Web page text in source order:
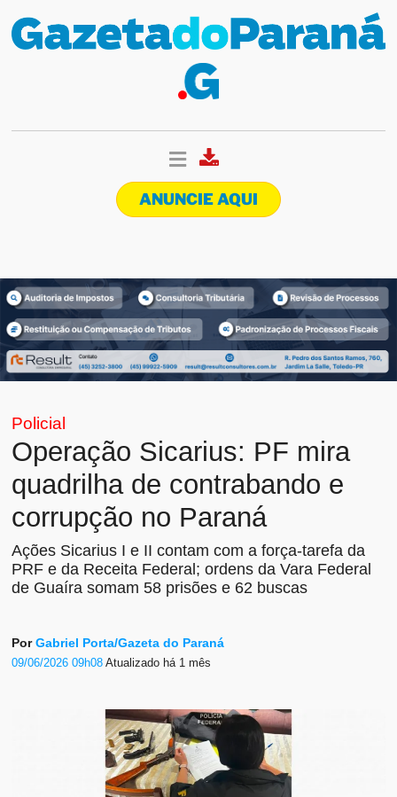
ANUNCIE AQUI
Policial
Operação Sicarius: PF mira
quadrilha de contrabando e
corrupção no Paraná
Ações Sicarius I e II contam com a força-tarefa da
PRF e da Receita Federal; ordens da Vara Federal
de Guaíra somam 58 prisões e 62 buscas
PorGabriel Porta/Gazeta do Paraná
09/06/2026 09h08Atualizado há 1 mês